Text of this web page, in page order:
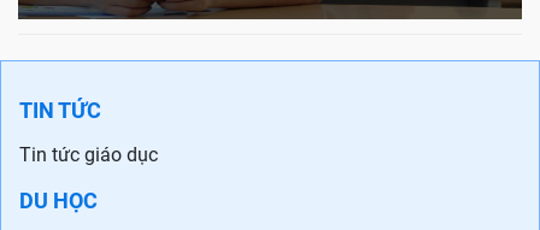
TIN TỨC
Tin tức giáo dục
DU HỌC